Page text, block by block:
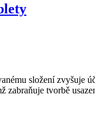
složení zvyšuje
zabraňuje tvorbě